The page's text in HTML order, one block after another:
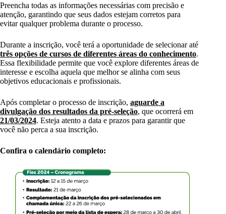
Preencha todas as informações necessárias com precisão e
atenção, garantindo que seus dados estejam corretos para
evitar qualquer problema durante o processo.
Durante a inscrição, você terá a oportunidade de selecionar até
três opções de cursos de diferentes áreas do conhecimento.
Essa flexibilidade permite que você explore diferentes áreas de
interesse e escolha aquela que melhor se alinha com seus
objetivos educacionais e profissionais.
Após completar o processo de inscrição, aguarde a
divulgação dos resultados da pré-seleção, que ocorrerá em
21/03/2024. Esteja atento a data e prazos para garantir que
você não perca a sua inscrição.
Confira o calendário completo: